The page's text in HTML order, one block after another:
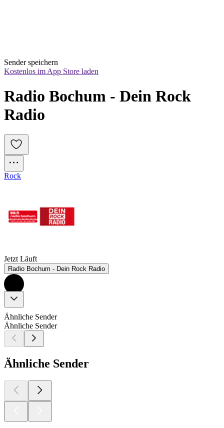
Sender speichern
Kostenlos im App Store laden
Radio Bochum - Dein Rock
Radio
Rock
Jetzt Läuft
Radio Bochum - Dein Rock Radio
Ähnliche Sender
Ähnliche Sender
Ähnliche Sender